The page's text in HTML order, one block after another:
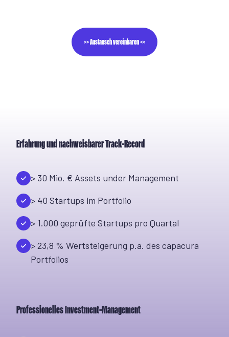
>> Austausch vereinbaren <<
Erfahrung und nachweisbarer Track-Record
> 30 Mio. € Assets under Management
> 40 Startups im Portfolio
> 1.000 geprüfte Startups pro Quartal
> 23,8 % Wertsteigerung p.a. des capacura
Portfolios
Professionelles Investment-Management